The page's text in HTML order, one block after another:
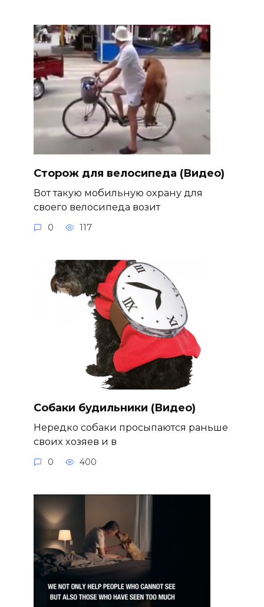
Сторож для велосипеда (Видео)
Вот такую мобильную охрану для
своего велосипеда возит
0 117
Собаки будильники (Видео)
Нередко собаки просыпаются раньше
своих хозяев и в
0 400